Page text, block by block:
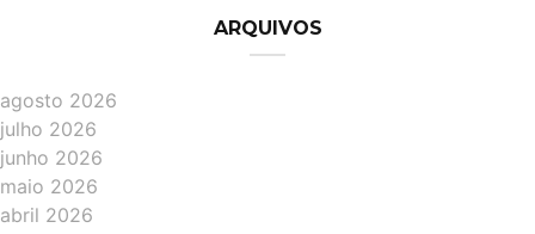
ARQUIVOS
agosto 2026
julho 2026
junho 2026
maio 2026
abril 2026